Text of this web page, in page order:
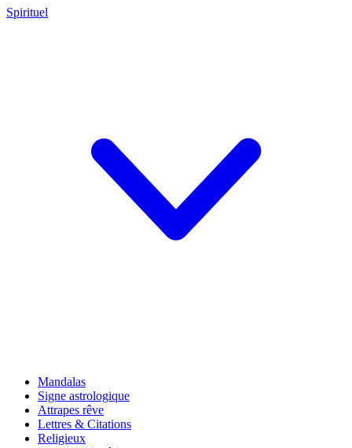
Spirituel
Mandalas
Signe astrologique
Attrapes rêve
Lettres & Citations
Religieux